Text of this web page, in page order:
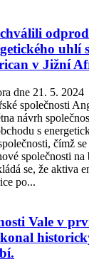
uhlí
v Jižní
dne 21. 5. 2024
společnosti
návrh
s
čímž
společnosti na
se, že aktiva
po...
Vale v